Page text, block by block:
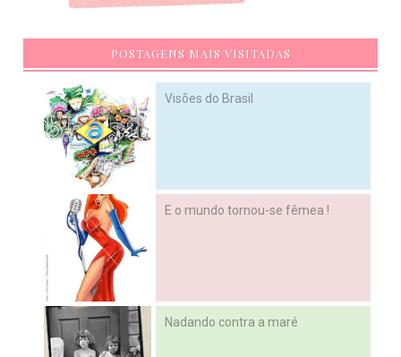
POSTAGENS MAIS VISITADAS
Visões do Brasil
E o mundo tornou-se fêmea !
Nadando contra a maré